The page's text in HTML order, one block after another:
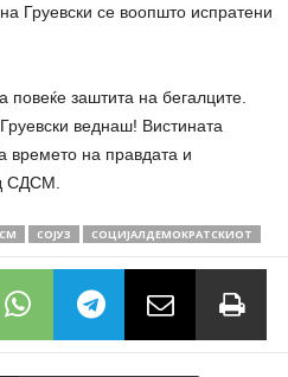
Груевски се воопшто испратени
заштита на бегалците.
веднаш! Вистината
времето на правдата и
СДСМ.
СОЈУЗ СОЦИЈАЛДЕМОКРАТСКИОТ